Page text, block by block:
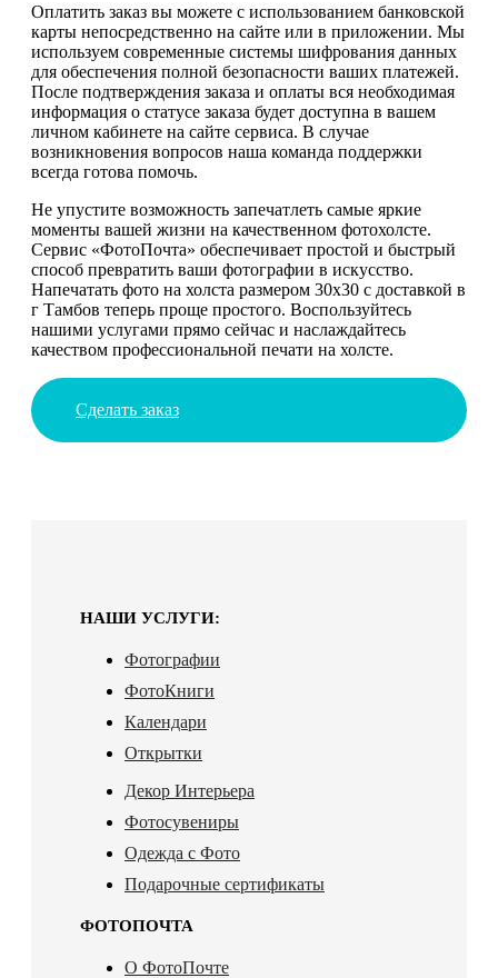
Оплатить заказ вы можете с использованием банковской
карты непосредственно на сайте или в приложении. Мы
используем современные системы шифрования данных
для обеспечения полной безопасности ваших платежей.
После подтверждения заказа и оплаты вся необходимая
информация о статусе заказа будет доступна в вашем
личном кабинете на сайте сервиса. В случае
возникновения вопросов наша команда поддержки
всегда готова помочь.
Не упустите возможность запечатлеть самые яркие
моменты вашей жизни на качественном фотохолсте.
Сервис «ФотоПочта» обеспечивает простой и быстрый
способ превратить ваши фотографии в искусство.
Напечатать фото на холста размером 30х30 с доставкой в
г Тамбов теперь проще простого. Воспользуйтесь
нашими услугами прямо сейчас и наслаждайтесь
качеством профессиональной печати на холсте.
Сделать заказ
НАШИ УСЛУГИ:
Фотографии
ФотоКниги
Календари
Открытки
Декор Интерьера
Фотосувениры
Одежда с Фото
Подарочные сертификаты
ФОТОПОЧТА
О ФотоПочте